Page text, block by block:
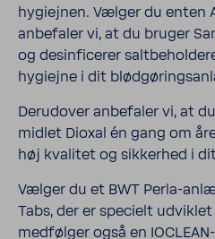
hygiejnen. Vælger du enten
anbe­faler vi, at du bruger
og desin­fi­cerer
hygiejne i dit
Deru­dover anbe­faler vi, at
mi­dlet Dioxal én gang om
høj kvalitet og sikkerhed i
Vælger du et BWT Perla-​
Tabs, der er specielt
medfølger også en